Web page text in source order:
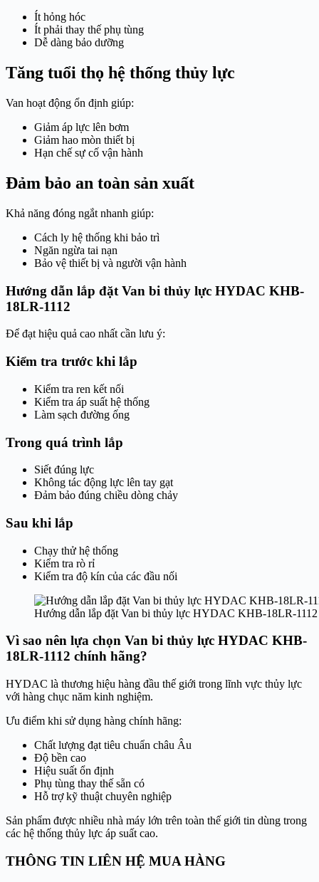
Ít hỏng hóc
Ít phải thay thế phụ tùng
Dễ dàng bảo dưỡng
Tăng tuổi thọ hệ thống thủy lực
Van hoạt động ổn định giúp:
Giảm áp lực lên bơm
Giảm hao mòn thiết bị
Hạn chế sự cố vận hành
Đảm bảo an toàn sản xuất
Khả năng đóng ngắt nhanh giúp:
Cách ly hệ thống khi bảo trì
Ngăn ngừa tai nạn
Bảo vệ thiết bị và người vận hành
Hướng dẫn lắp đặt Van bi thủy lực HYDAC KHB-
18LR-1112
Để đạt hiệu quả cao nhất cần lưu ý:
Kiểm tra trước khi lắp
Kiểm tra ren kết nối
Kiểm tra áp suất hệ thống
Làm sạch đường ống
Trong quá trình lắp
Siết đúng lực
Không tác động lực lên tay gạt
Đảm bảo đúng chiều dòng chảy
Sau khi lắp
Chạy thử hệ thống
Kiểm tra rò rỉ
Kiểm tra độ kín của các đầu nối
Hướng dẫn lắp đặt Van bi thủy lực HYDAC KHB-18LR-1112
Vì sao nên lựa chọn Van bi thủy lực HYDAC KHB-
18LR-1112 chính hãng?
HYDAC là thương hiệu hàng đầu thế giới trong lĩnh vực thủy lực
với hàng chục năm kinh nghiệm.
Ưu điểm khi sử dụng hàng chính hãng:
Chất lượng đạt tiêu chuẩn châu Âu
Độ bền cao
Hiệu suất ổn định
Phụ tùng thay thế sẵn có
Hỗ trợ kỹ thuật chuyên nghiệp
Sản phẩm được nhiều nhà máy lớn trên toàn thế giới tin dùng trong
các hệ thống thủy lực áp suất cao.
THÔNG TIN LIÊN HỆ MUA HÀNG